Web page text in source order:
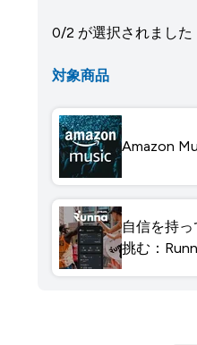
0/2 が選択されました
対象商品
Amazon
自信を持っ
挑む：